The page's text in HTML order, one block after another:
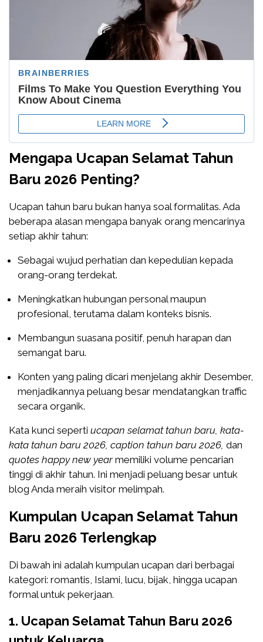
Mengapa Ucapan Selamat Tahun
Baru 2026 Penting?
Ucapan tahun baru bukan hanya soal formalitas. Ada
beberapa alasan mengapa banyak orang mencarinya
setiap akhir tahun:
Sebagai wujud perhatian dan kepedulian kepada
orang-orang terdekat.
Meningkatkan hubungan personal maupun
profesional, terutama dalam konteks bisnis.
Membangun suasana positif, penuh harapan dan
semangat baru.
Konten yang paling dicari menjelang akhir Desember,
menjadikannya peluang besar mendatangkan traffic
secara organik.
Kata kunci seperti ucapan selamat tahun baru, kata-
kata tahun baru 2026, caption tahun baru 2026, dan
quotes happy new yearmemiliki volume pencarian
tinggi di akhir tahun. Ini menjadi peluang besar untuk
blog Anda meraih visitor melimpah.
Kumpulan Ucapan Selamat Tahun
Baru 2026 Terlengkap
Di bawah ini adalah kumpulan ucapan dari berbagai
kategori: romantis, Islami, lucu, bijak, hingga ucapan
formal untuk pekerjaan.
1. Ucapan Selamat Tahun Baru 2026